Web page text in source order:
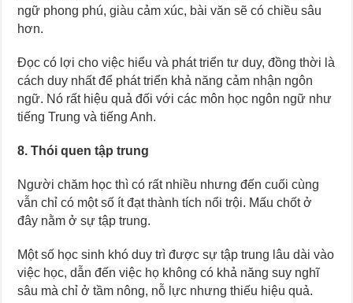
ngữ phong phú, giàu cảm xúc, bài văn sẽ có chiều sâu
hơn.
Đọc có lợi cho việc hiểu và phát triển tư duy, đồng thời là
cách duy nhất để phát triển khả năng cảm nhận ngôn
ngữ. Nó rất hiệu quả đối với các môn học ngôn ngữ như
tiếng Trung và tiếng Anh.
8. Thói quen tập trung
Người chăm học thì có rất nhiều nhưng đến cuối cùng
vẫn chỉ có một số ít đạt thành tích nổi trội. Mấu chốt ở
đây nằm ở sự tập trung.
Một số học sinh khó duy trì được sự tập trung lâu dài vào
việc học, dẫn đến việc họ không có khả năng suy nghĩ
sâu mà chỉ ở tầm nông, nỗ lực nhưng thiếu hiệu quả.